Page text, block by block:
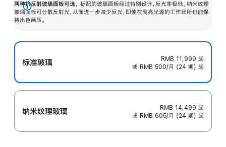
两种抗反射玻璃面板可选。 标配的玻璃面板经过特别设计，反光率极低。纳米纹理
玻璃面板可分散反射光，从而进一步减少反光，即使在高亮光源的工作场所也能保
持出色画质。
展
开
标准玻璃 RMB 11,999 起
或 RMB 500/月 (24 期) 起
纳米纹理玻璃 RMB 14,499 起
或 RMB 605/月 (24 期) 起